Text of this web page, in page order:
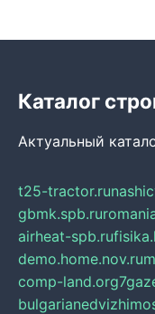
Каталог
Актуальный
t25-tractor.ru
gbmk.spb.ru
airheat-spb.ru
demo.home.nov.ru
comp-land.org